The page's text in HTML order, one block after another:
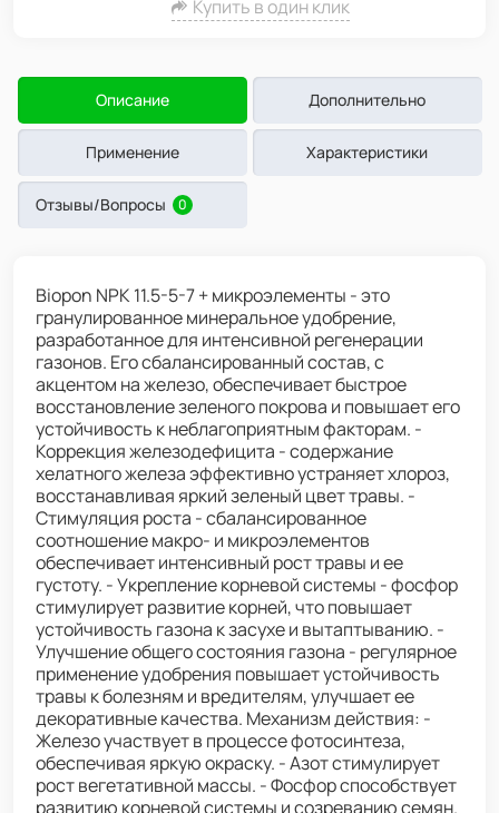
Купить в один клик
Описание Дополнительно
Применение Характеристики
Отзывы/Вопросы 0
Biopon NPK 11.5-5-7 + микроэлементы - это
гранулированное минеральное удобрение,
разработанное для интенсивной регенерации
газонов. Его сбалансированный состав, с
акцентом на железо, обеспечивает быстрое
восстановление зеленого покрова и повышает его
устойчивость к неблагоприятным факторам. -
Коррекция железодефицита - содержание
хелатного железа эффективно устраняет хлороз,
восстанавливая яркий зеленый цвет травы. -
Стимуляция роста - сбалансированное
соотношение макро- и микроэлементов
обеспечивает интенсивный рост травы и ее
густоту. - Укрепление корневой системы - фосфор
стимулирует развитие корней, что повышает
устойчивость газона к засухе и вытаптыванию. -
Улучшение общего состояния газона - регулярное
применение удобрения повышает устойчивость
травы к болезням и вредителям, улучшает ее
декоративные качества. Механизм действия: -
Железо участвует в процессе фотосинтеза,
обеспечивая яркую окраску. - Азот стимулирует
рост вегетативной массы. - Фосфор способствует
развитию корневой системы и созреванию семян.